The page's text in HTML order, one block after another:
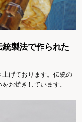
製法で作られた
げております。伝統の
お焼きしています。